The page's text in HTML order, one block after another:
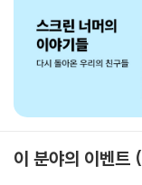
이 분야의 이벤트